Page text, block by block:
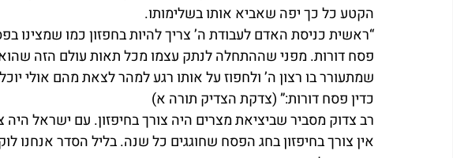
הקטע כל כך יפה שאביא אותו בשלימותו.
“ראשית כניסת האדם לעבודת ה’ צריך להיות בחפזון כמו שמצינו
פסח דורות. מפני שההתחלה לנתק עצמו מכל תאות עולם הזה
שמתעורר בו רצון ה’ ולחפוז על אותו רגע למהר לצאת מהם אולי
כדין פסח דורות:” (צדקת הצדיק תורה א)
רב צדוק מסביר שביציאת מצרים היה צורך בחיפזון. עם ישראל
אין צורך בחיפזון בחג הפסח שחוגגים כל שנה. בליל הסדר אנחנו